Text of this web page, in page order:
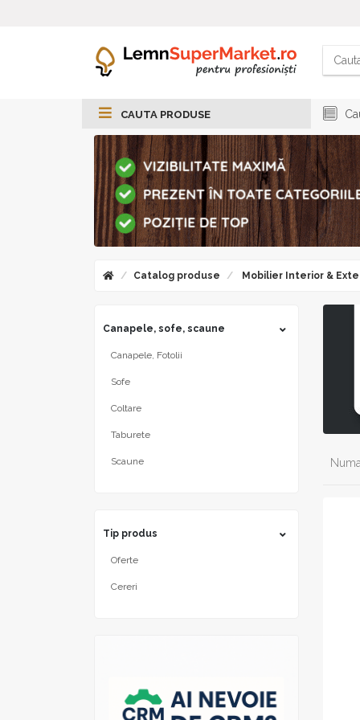
CAUTA PRODUSE
Catalog produse Mobilier Interior &
Canapele, sofe, scaune
Canapele, Fotolii
Sofe
Coltare
Taburete
Scaune
Tip produs
Oferte
Cereri